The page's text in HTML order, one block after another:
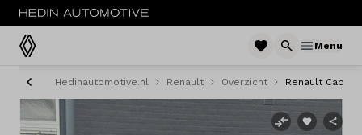
Menu
Menu
Modellen
Hedinautomotive.nl Renault Overzicht Renault Captur